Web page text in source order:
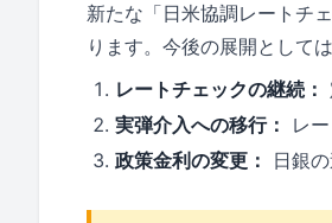
新たな「日米協調レートチ
ります。今後の展開としては
レートチェックの継続：
実弾介入への移行：
レ
政策金利の変更：
日銀